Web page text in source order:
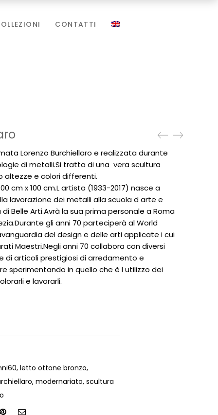
CONTATTI
Lorenzo Burchiellaro e realizzata durante
di metalli.Si tratta di una vera scultura
e colori differenti.
cm x 100 cm.L artista (1933-2017) nasce a
lavorazione dei metalli alla scuola d arte e
Belle Arti.Avrà la sua prima personale a Roma
gli anni 70 parteciperà al World
del design e delle arti applicate i cui
Maestri.Negli anni 70 collabora con diversi
di articoli prestigiosi di arredamento e
sperimentando in quello che è l utilizzo dei
e lavorarli.
, letto ottone bronzo,
, modernariato, scultura